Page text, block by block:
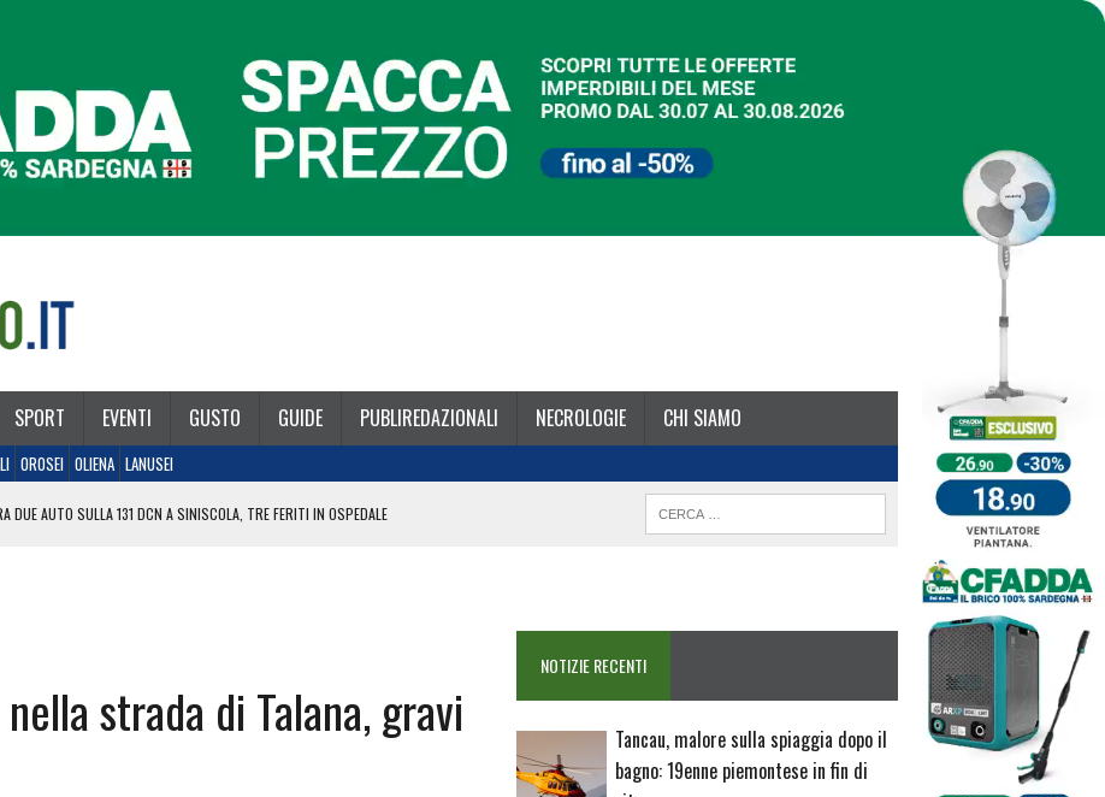
SPORT EVENTI GUSTO GUIDE PUBLIREDAZIONALI NECROLOGIE CHI SIAMO
OROSEI OLIENA LANUSEI
DUE AUTO SULLA 131 DCN A SINISCOLA, TRE FERITI IN OSPEDALE
strada di Talana, gravi
NOTIZIE RECENTI
Tancau, malore sulla spiaggia dopo il
bagno: 19enne piemontese in fin di